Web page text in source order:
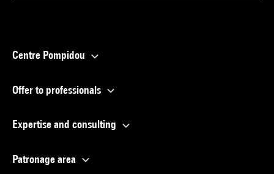
Centre Pompidou
Offer to professionals
Expertise and consulting
Patronage area